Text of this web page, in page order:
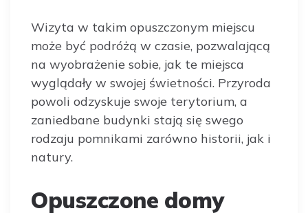
Wizyta w takim opuszczonym miejscu
może być podróżą w czasie, pozwalającą
na wyobrażenie sobie, jak te miejsca
wyglądały w swojej świetności. Przyroda
powoli odzyskuje swoje terytorium, a
zaniedbane budynki stają się swego
rodzaju pomnikami zarówno historii, jak i
natury.
Opuszczone domy